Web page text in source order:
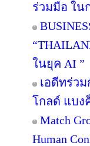
ร่วมมือ ใน
ในยุค AI ”
เอดีทร่ว
โกลด์ แบง
Match
Human